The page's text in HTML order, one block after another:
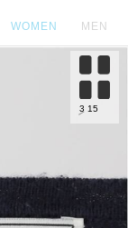
WOMEN MEN
3 15